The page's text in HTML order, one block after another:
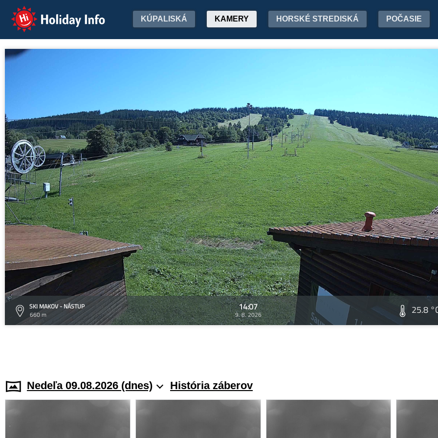
Holiday Info KÚPALISKÁ KAMERY HORSKÉ STREDISKÁ POČASIE
SKI MAKOV - NÁSTUP
660 m
14:07
9. 8. 2026 25.8
Nedeľa 09.08.2026 (dnes) História záberov